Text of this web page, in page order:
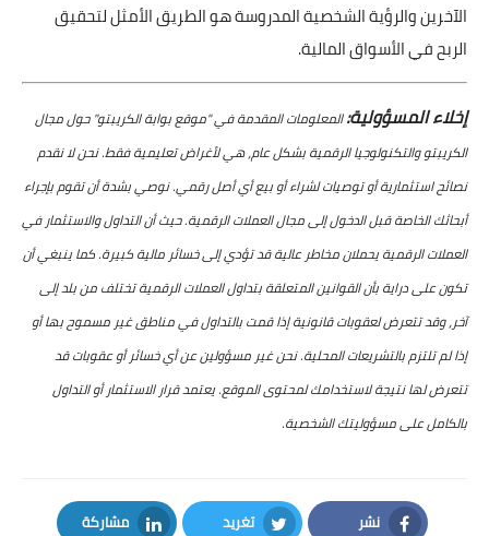
الآخرين والرؤية الشخصية المدروسة هو الطريق الأمثل لتحقيق
الربح في الأسواق المالية.
إخلاء المسؤولية:المعلومات المقدمة في "موقع بوابة الكريبتو" حول مجال
الكريبتو والتكنولوجيا الرقمية بشكل عام، هي لأغراض تعليمية فقط. نحن لا نقدم
نصائح استثمارية أو توصيات لشراء أو بيع أي أصل رقمي. نوصي بشدة أن تقوم بإجراء
أبحاثك الخاصة قبل الدخول إلى مجال العملات الرقمية. حيث أن التداول والاستثمار في
العملات الرقمية يحملان مخاطر عالية قد تؤدي إلى خسائر مالية كبيرة. كما ينبغي أن
تكون على دراية بأن القوانين المتعلقة بتداول العملات الرقمية تختلف من بلد إلى
آخر، وقد تتعرض لعقوبات قانونية إذا قمت بالتداول في مناطق غير مسموح بها أو
إذا لم تلتزم بالتشريعات المحلية. نحن غير مسؤولين عن أي خسائر أو عقوبات قد
تتعرض لها نتيجة لاستخدامك لمحتوى الموقع. يعتمد قرار الاستثمار أو التداول
بالكامل على مسؤوليتك الشخصية.
نشر تغريد مشاركة